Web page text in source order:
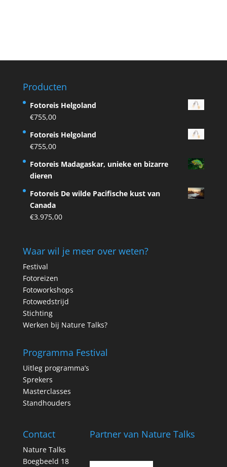
Producten
Fotoreis Helgoland
€755,00
Fotoreis Helgoland
€755,00
Fotoreis Madagaskar, unieke en bizarre
dieren
Fotoreis De wilde Pacifische kust van
Canada
€3.975,00
Waar wil je meer over weten?
Festival
Fotoreizen
Fotoworkshops
Fotowedstrijd
Stichting
Werken bij Nature Talks?
Programma Festival
Uitleg programma’s
Sprekers
Masterclasses
Standhouders
Contact
Nature Talks
Boegbeeld 18
Partner van Nature Talks